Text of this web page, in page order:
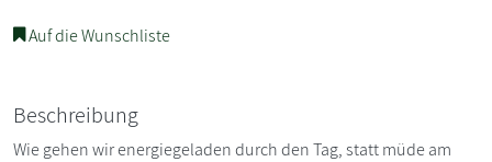
Auf die Wunschliste
Beschreibung
Wie gehen wir energiegeladen durch den Tag, statt müde am